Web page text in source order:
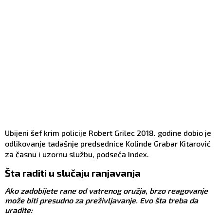
Ubijeni šef krim policije Robert Grilec 2018. godine dobio je
odlikovanje tadašnje predsednice Kolinde Grabar Kitarović
za časnu i uzornu službu, podseća Index.
Šta raditi u slučaju ranjavanja
Ako zadobijete rane od vatrenog oružja, brzo reagovanje
može biti presudno za preživljavanje. Evo šta treba da
uradite: